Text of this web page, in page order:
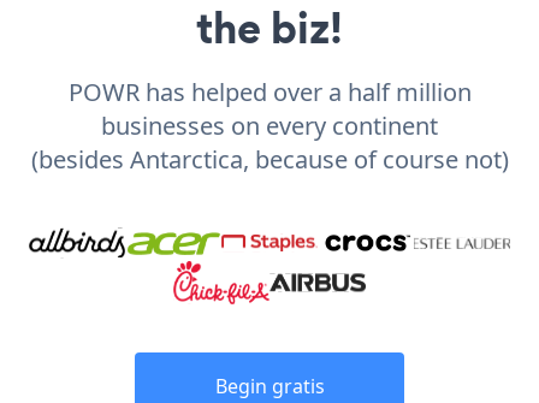
the biz!
POWR has helped over a half million
businesses on every continent
(besides Antarctica, because of course not)
Begin gratis